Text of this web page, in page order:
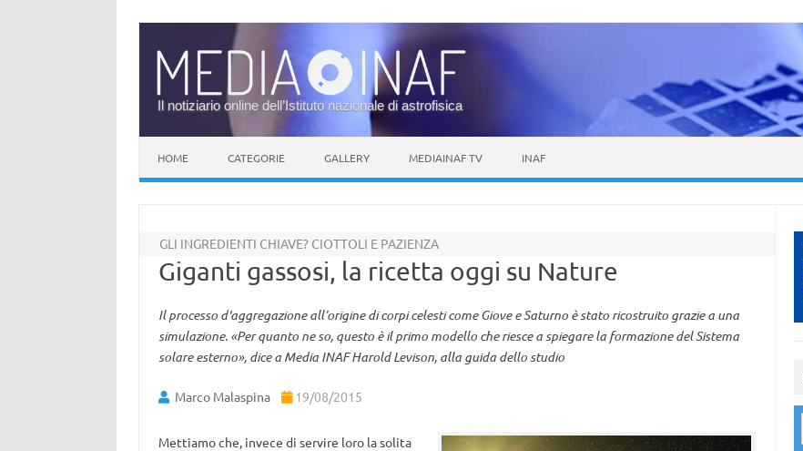
Il notiziario online dell’Istituto nazionale di astrofisica
HOME CATEGORIE GALLERY MEDIAINAF TV INAF
GLI INGREDIENTI CHIAVE? CIOTTOLI E PAZIENZA
Giganti gassosi, la ricetta oggi su Nature
Il processo d'aggregazione all’origine di corpi celesti come Giove e Saturno è stato ricostruito grazie a una
simulazione. «Per quanto ne so, questo è il primo modello che riesce a spiegare la formazione del Sistema
solare esterno», dice a Media INAF Harold Levison, alla guida dello studio
Marco Malaspina 19/08/2015
Mettiamo che, invece di servire loro la solita